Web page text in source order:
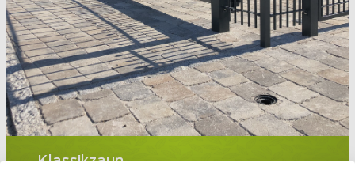
Klassikzaun